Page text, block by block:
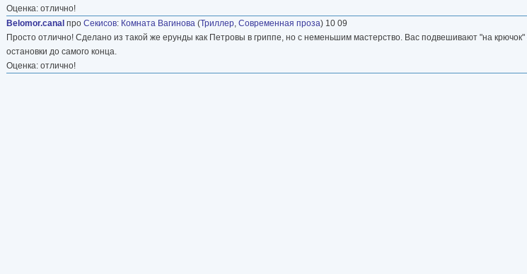
Оценка: отлично!
Belomor.canal про Секисов: Комната Вагинова (Триллер, Современная проза) 10 09
Просто отлично! Сделано из такой же ерунды как Петровы в гриппе, но с неменьшим мастерство. Вас подвешивают "на
остановки до самого конца.
Оценка: отлично!